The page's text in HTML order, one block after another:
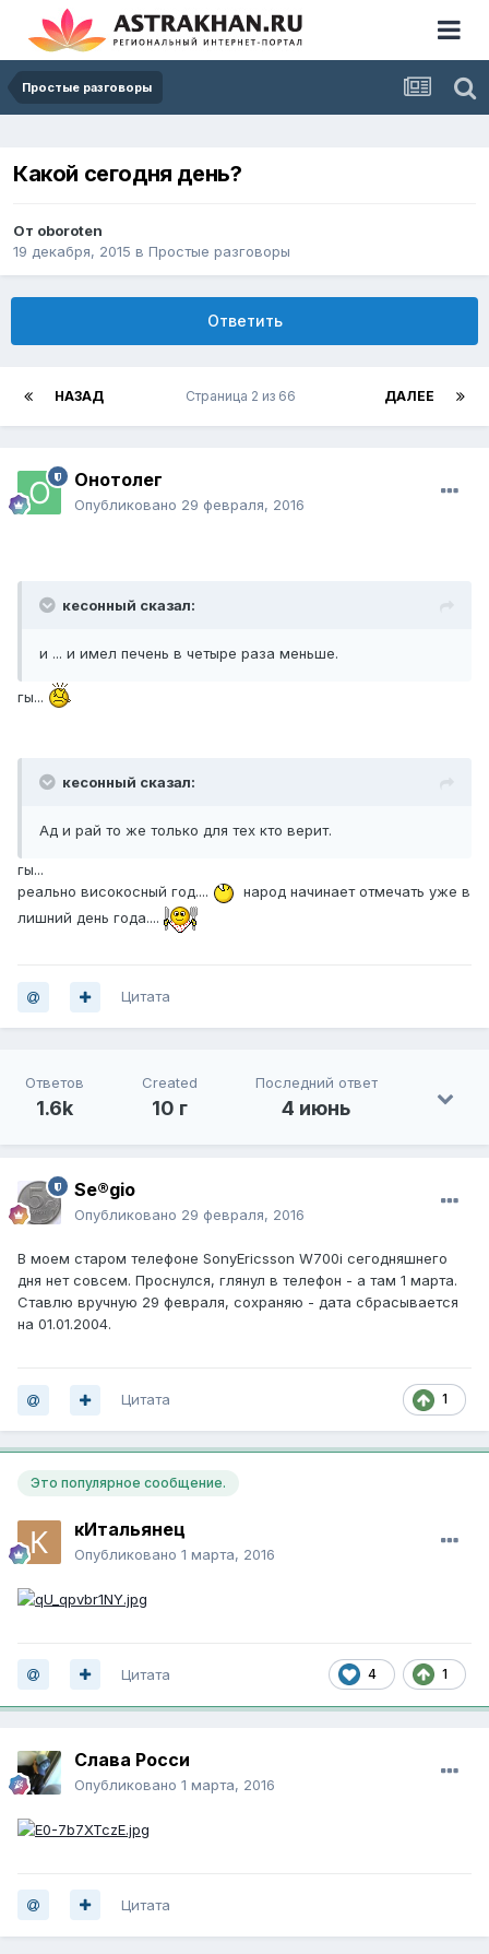
Простые разговоры
Какой сегодня день?
От oboroten
19 декабря, 2015 в Простые разговоры
Ответить
НАЗАД ДАЛЕЕ
Страница 2 из 66
Онотолег
Опубликовано 29 февраля, 2016
кесонный сказал:
и ... и имел печень в четыре раза меньше.
гы...
кесонный сказал:
Ад и рай то же только для тех кто верит.
гы...
реально високосный год....
народ начинает отмечать уже в
лишний день года....
Цитата
Ответов
1.6k
Created
10 г
Последний ответ
4 июнь
Se®gio
Опубликовано 29 февраля, 2016
В моем старом телефоне SonyEricsson W700i сегодняшнего
дня нет совсем. Проснулся, глянул в телефон - а там 1 марта.
Ставлю вручную 29 февраля, сохраняю - дата сбрасывается
на 01.01.2004.
1
Цитата
Это популярное сообщение.
кИтальянец
Опубликовано 1 марта, 2016
4 1
Цитата
Слава Росси
Опубликовано 1 марта, 2016
Цитата